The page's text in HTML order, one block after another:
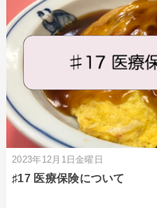
2023年12月1日金曜日
♯17 医療保険について